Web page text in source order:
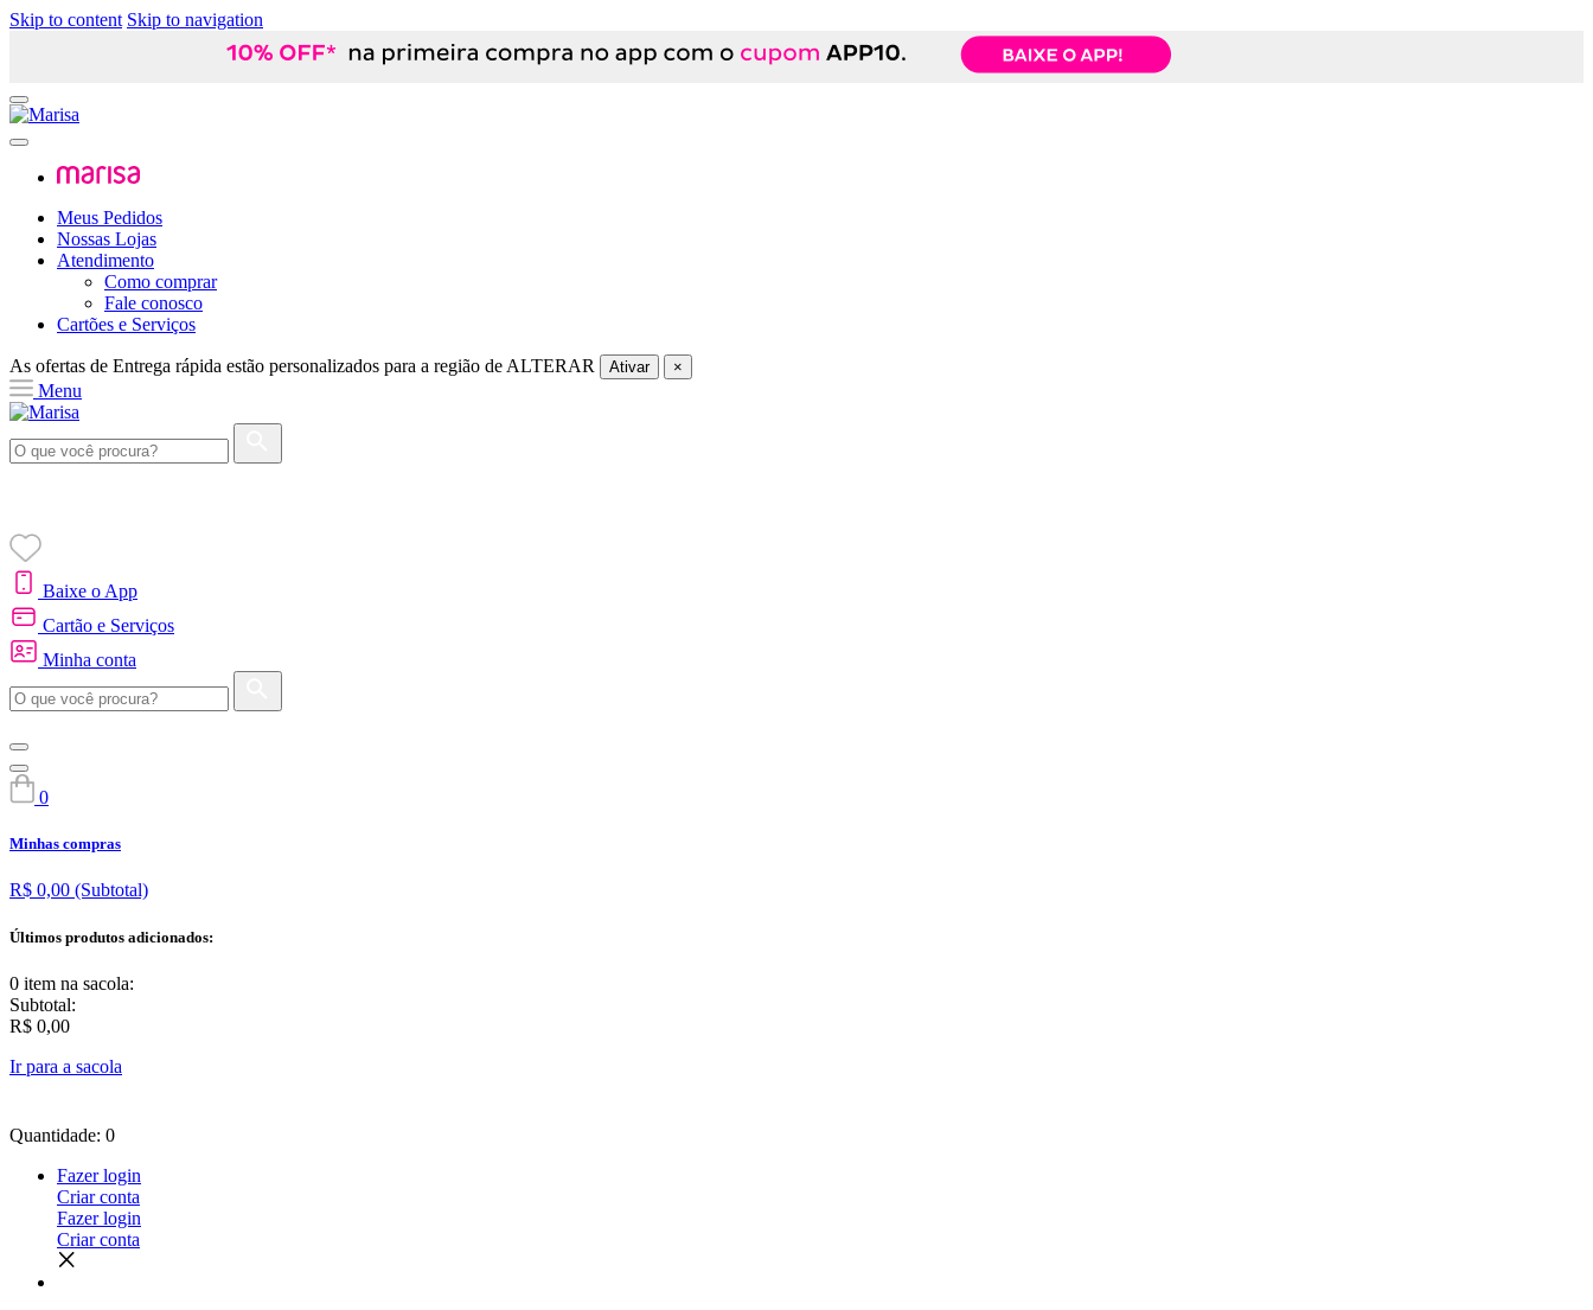
Skip to content Skip to navigation
Meus Pedidos
Nossas Lojas
Atendimento
Como comprar
Fale conosco
Cartões e Serviços
As ofertas de Entrega rápida estão personalizados para a região de ALTERAR Ativar ×
Menu
Baixe o App
Cartão e Serviços
Minha conta
0
Minhas compras
R$ 0,00 (Subtotal)
Últimos produtos adicionados:
0 item na sacola:
Subtotal:
R$ 0,00
Ir para a sacola
Quantidade: 0
Fazer login
Criar conta
Fazer login
Criar conta